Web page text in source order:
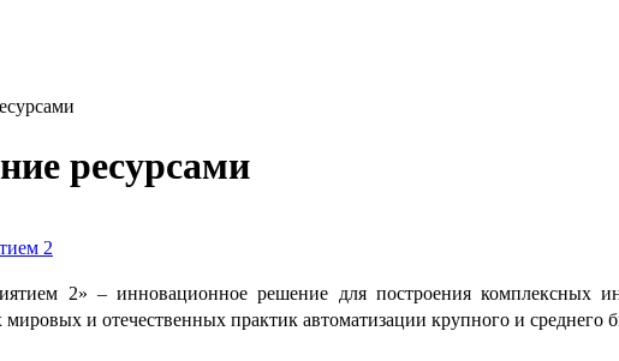
ресурсами
2
2» – инновационное решение для построения комплексных
и отечественных практик автоматизации крупного и среднего